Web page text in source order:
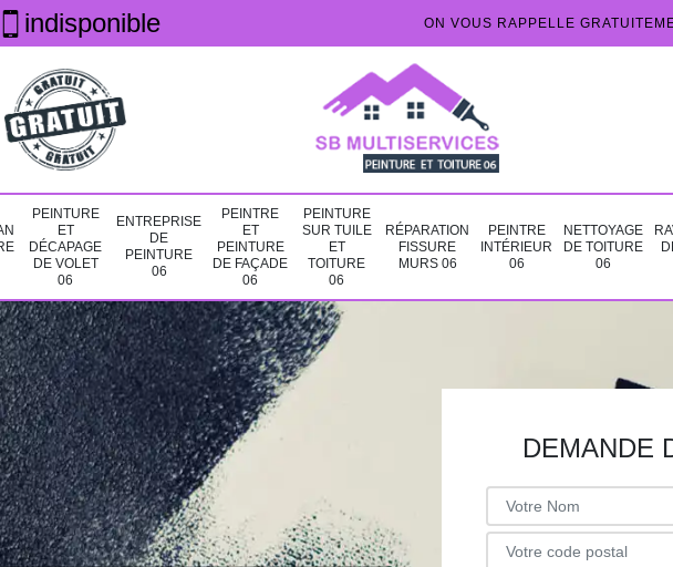
indisponible ON VOUS RAPPELLE
PEINTURE
ET
DÉCAPAGE
DE VOLET
06
ENTREPRISE
DE
PEINTURE
06
PEINTRE
ET
PEINTURE
DE FAÇADE
06
PEINTURE
SUR TUILE
ET
TOITURE
06
RÉPARATION
FISSURE
MURS 06
PEINTRE
INTÉRIEUR
06
NETTOYAGE
DE TOITURE
06
DEMANDE